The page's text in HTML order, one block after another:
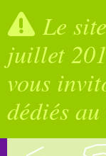
Le
juillet
vous
dédiés